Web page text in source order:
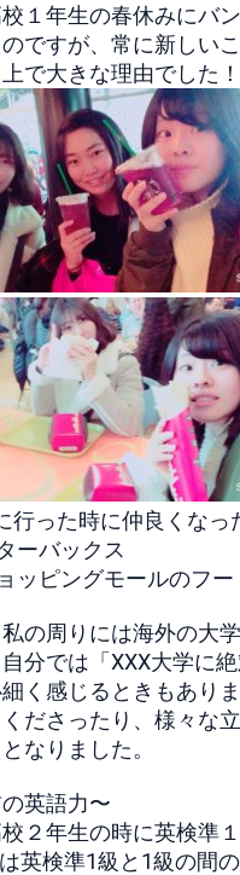
校１年生の春休みにバ
ですが、常に新しい
で大きな理由でした！
行った時に仲良くな
ーバックス
ッピングモールのフー
私の周りには海外の大
分では「XXX大学に
く感じるときもあり
ださったり、様々な
なりました。
英語力〜
２年生の時に英検準
は英検準1級と1級の間